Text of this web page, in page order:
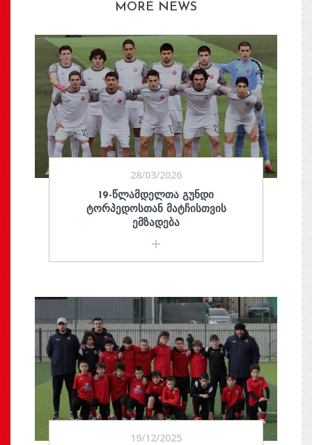
MORE NEWS
28/03/2026
19-ᲬᲚᲐᲛᲓᲔᲚᲗᲐ ᲒᲣᲜᲓᲘ
ᲢᲝᲠᲞᲔᲓᲝᲡᲗᲐᲜ ᲛᲐᲢᲩᲘᲡᲗᲕᲘᲡ
ᲔᲛᲖᲐᲓᲔᲑᲐ
19/12/2025